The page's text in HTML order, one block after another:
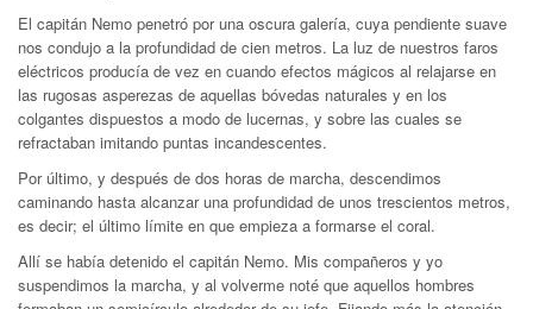
El capitán Nemo penetró por una oscura galería, cuya pendiente suave
nos condujo a la profundidad de cien metros. La luz de nuestros faros
eléctricos producía de vez en cuando efectos mágicos al relajarse en
las rugosas asperezas de aquellas bóvedas naturales y en los
colgantes dispuestos a modo de lucernas, y sobre las cuales se
refractaban imitando puntas incandescentes.
Por último, y después de dos horas de marcha, descendimos
caminando hasta alcanzar una profundidad de unos trescientos metros,
es decir; el último límite en que empieza a formarse el coral.
Allí se había detenido el capitán Nemo. Mis compañeros y yo
suspendimos la marcha, y al volverme noté que aquellos hombres